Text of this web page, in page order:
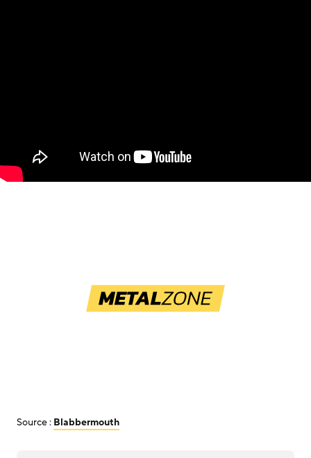
Source : Blabbermouth